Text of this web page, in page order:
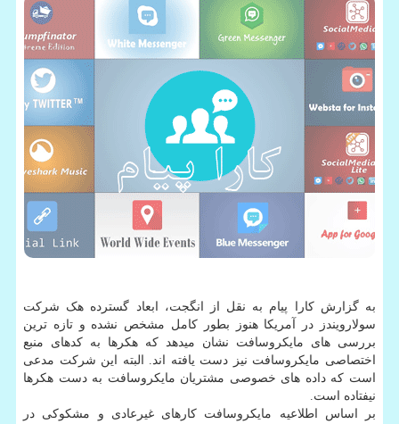
به گزارش کارا پیام به نقل از انگجت، ابعاد گسترده هک شرکت
سولارویندز در آمریکا هنوز بطور کامل مشخص نشده و تازه ترین
بررسی های مایکروسافت نشان میدهد که هکرها به کدهای منبع
اختصاصی مایکروسافت نیز دست یافته اند. البته این شرکت مدعی
است که داده های خصوصی مشتریان مایکروسافت به دست هکرها
نیفتاده است.
بر اساس اطلاعیه مایکروسافت کارهای غیرعادی و مشکوکی در